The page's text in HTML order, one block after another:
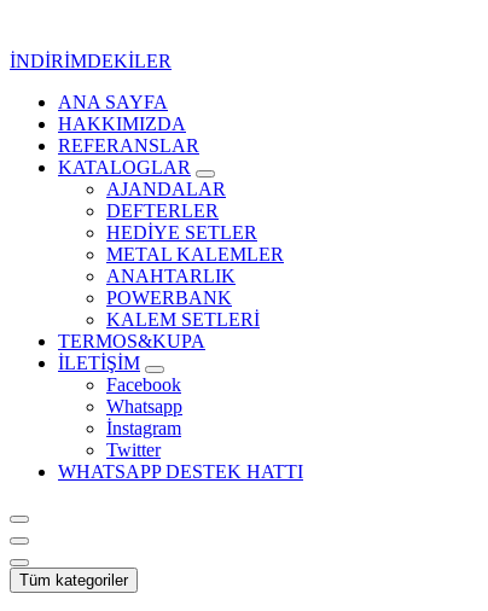
İNDİRİMDEKİLER
Kurumsal Promosyon-Hediyelik
ANA SAYFA
HAKKIMIZDA
REFERANSLAR
KATALOGLAR
AJANDALAR
DEFTERLER
HEDİYE SETLER
METAL KALEMLER
ANAHTARLIK
POWERBANK
KALEM SETLERİ
TERMOS&KUPA
İLETİŞİM
Facebook
Whatsapp
İnstagram
Twitter
WHATSAPP DESTEK HATTI
Tüm kategoriler